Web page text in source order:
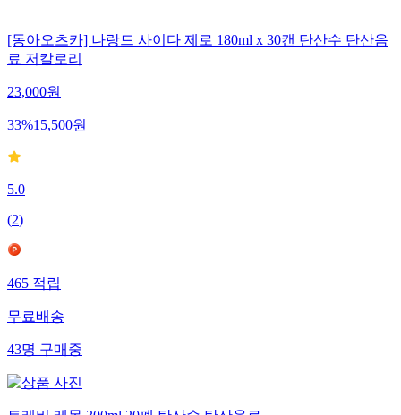
[동아오츠카] 나랑드 사이다 제로 180ml x 30캔 탄산수 탄산음
료 저칼로리
23,000원
33%15,500원
5.0
(2)
465적립
무료배송
43명구매중